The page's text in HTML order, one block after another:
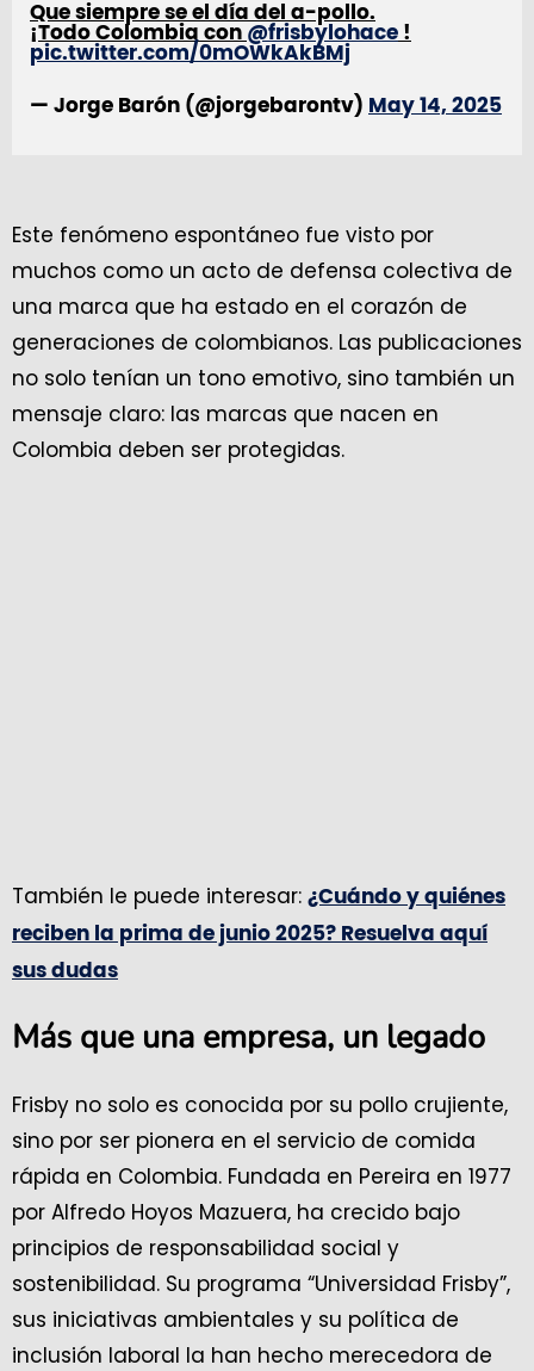
Que siempre se el día del a-pollo.
¡Todo Colombia con @frisbylohace !
pic.twitter.com/0mOWkAkBMj
— Jorge Barón (@jorgebarontv) May 14, 2025
Este fenómeno espontáneo fue visto por
muchos como un acto de defensa colectiva de
una marca que ha estado en el corazón de
generaciones de colombianos. Las publicaciones
no solo tenían un tono emotivo, sino también un
mensaje claro: las marcas que nacen en
Colombia deben ser protegidas.
También le puede interesar: ¿Cuándo y quiénes
reciben la prima de junio 2025? Resuelva aquí
sus dudas
Más que una empresa, un legado
Frisby no solo es conocida por su pollo crujiente,
sino por ser pionera en el servicio de comida
rápida en Colombia. Fundada en Pereira en 1977
por Alfredo Hoyos Mazuera, ha crecido bajo
principios de responsabilidad social y
sostenibilidad. Su programa “Universidad Frisby”,
sus iniciativas ambientales y su política de
inclusión laboral la han hecho merecedora de